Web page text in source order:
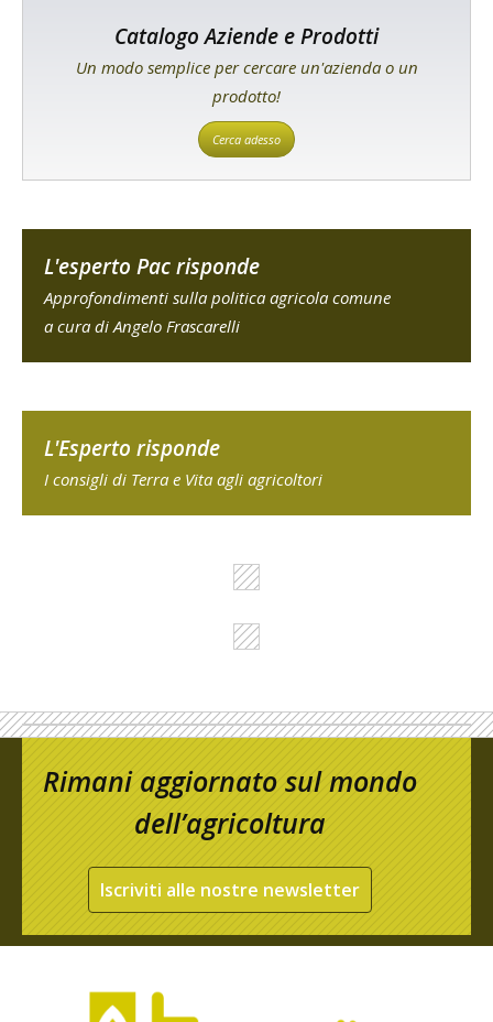
Catalogo Aziende e Prodotti
Un modo semplice per cercare un'azienda o un
prodotto!
Cerca adesso
L'esperto Pac risponde
Approfondimenti sulla politica agricola comune
a cura di Angelo Frascarelli
L'Esperto risponde
I consigli di Terra e Vita agli agricoltori
Rimani aggiornato sul mondo
dell’agricoltura
Iscriviti alle nostre newsletter